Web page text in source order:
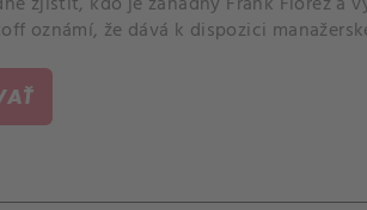
oznámí, že dává k dispozici